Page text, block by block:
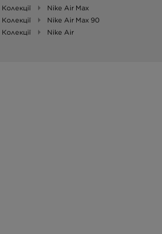
Колекції
Nike Air Max
Колекції
Nike Air Max 90
Колекції
Nike Air